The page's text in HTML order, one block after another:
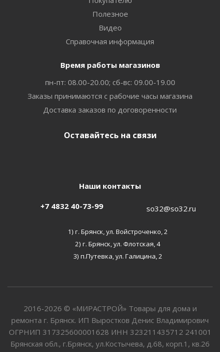
Полезное
Видео
Справочная информация
Время работы магазинов
пн-пт: 08.00-20.00; сб-вс: 09.00-19.00
Заказы принимаются с рабочие часы магазина
Доставка заказов по договоренности
Оставайтесь на связи
Наши контакты
+7 4832 40-73-99 so32@so32.ru
1) г. Брянск, ул. Войстроченко, 2
2) г. Брянск, ул. Флотская, 4
3) п.Путевка, ул. Галицина, 2
2016-2026 © «МИРАСТРОЙ» Товары для дома и
ремонта г. Брянск. ИП Выростков Денис Владимирович
ОГРНИП 317325600001628 ИНН 323211435712 241001
Брянская обл., г.Брянск, ул.Костычева, д.68, корп.1, кв.26